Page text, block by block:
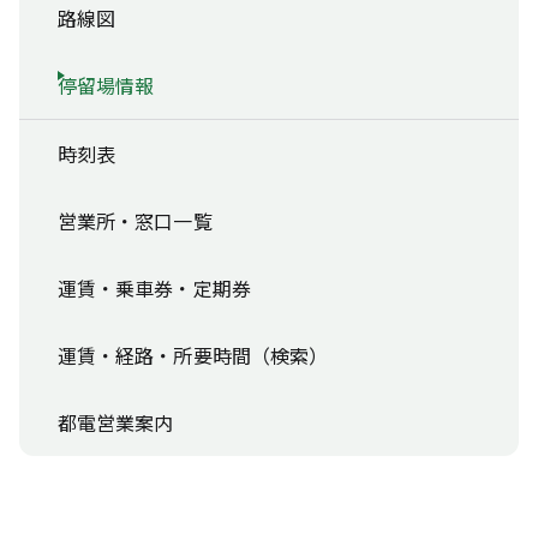
路線図
停留場情報
時刻表
営業所・窓口一覧
運賃・乗車券・定期券
運賃・経路・所要時間（検索）
都電営業案内